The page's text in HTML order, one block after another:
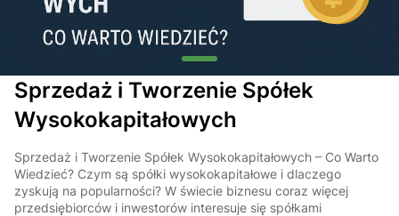
Sprzedaż i Tworzenie Spółek
Wysokokapitałowych
Sprzedaż i Tworzenie Spółek Wysokokapitałowych – Co Warto
Wiedzieć? Czym są spółki wysokokapitałowe i dlaczego
zyskują na popularności? W świecie biznesu coraz więcej
przedsiębiorców i inwestorów interesuje się spółkami